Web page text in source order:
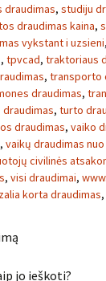
draudimas, studiju
draudimas kaina,
vykstant i uzsieni,
, tpvcad, traktoriaus
, transporto
draudimas,
, turto
draudimas, vaiko
, vaikų draudimas
civilinės
, visi draudimai,
zalia korta draudimas,
jo ieškoti?